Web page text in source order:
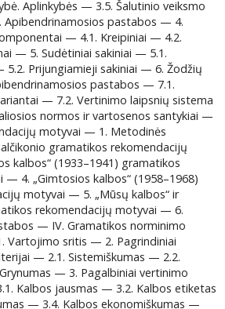
Aplinkybės — 3.5. Šalutinio veiksmo
Apibendrinamosios pastabos — 4.
— 4.1. Kreipiniai — 4.2.
— 5. Sudėtiniai sakiniai — 5.1.
5.2. Prijungiamieji sakiniai — 6. Žodžių
pastabos — 7.1.
— 7.2. Vertinimo laipsnių sistema
normos ir vartosenos santykiai —
motyvai — 1. Metodinės
gramatikos rekomendacijų
kalbos“ (1933–1941) gramatikos
4. „Gimtosios kalbos“ (1958–1968)
motyvai — 5. „Mūsų kalbos“ ir
rekomendacijų motyvai — 6.
— IV. Gramatikos norminimo
Vartojimo sritis — 2. Pagrindiniai
— 2.1. Sistemiškumas — 2.2.
— 3. Pagalbiniai vertinimo
Kalbos jausmas — 3.2. Kalbos etiketas
— 3.4. Kalbos ekonomiškumas —